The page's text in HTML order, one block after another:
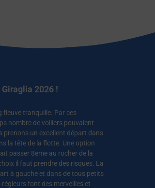
2026 !
fleuve tranquille. Par ces
nombre de voiliers pouvaient
prenons un excellent départ dans
la tête de la flotte. Une option
passer 8eme au rocher de la
il faut prendre des risques. La
à gauche et dans de tous petits
font des merveilles et